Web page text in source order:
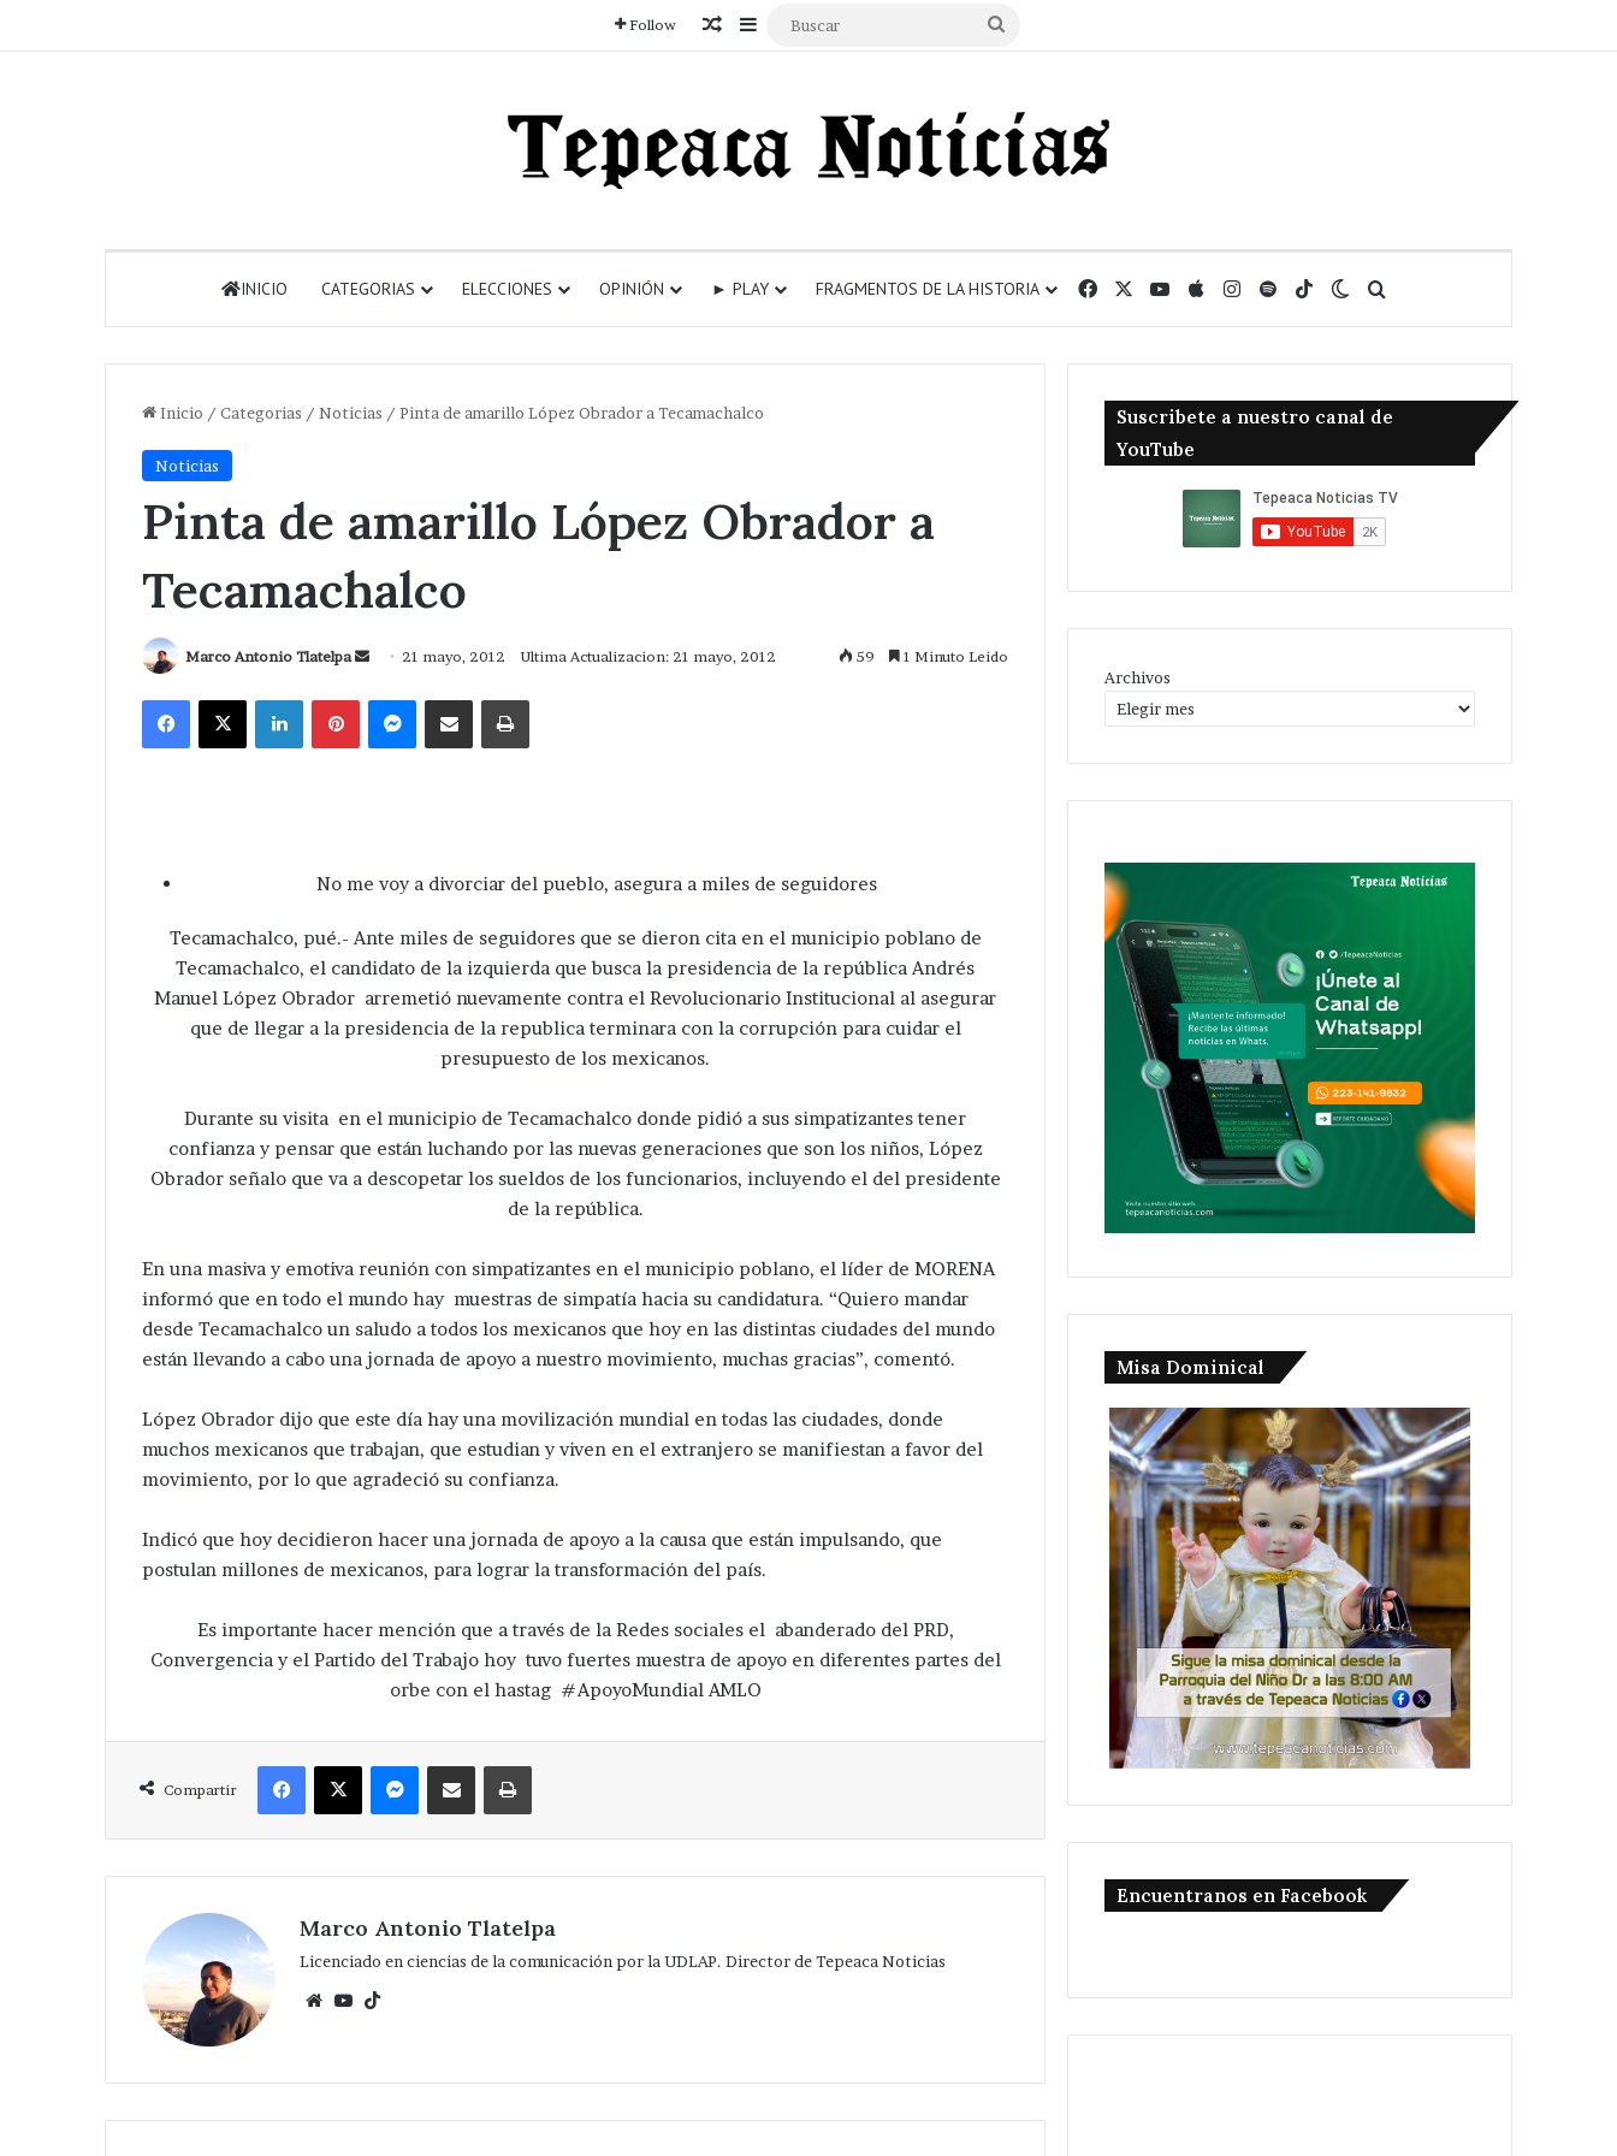
Follow Articulo aleatorio
Sidebar
INICIO CATEGORIAS ELECCIONES OPINIÓN ► PLAY FRAGMENTOS DE LA HISTORIA FacebookYouTube
AppleInstagram
SpotifyTikTokSwitch skin
Inicio / Categorias / Noticias / Pinta de amarillo López Obrador a Tecamachalco
Noticias
Pinta de amarillo López Obrador a
Tecamachalco
Marco Antonio Tlatelpa
Send
email
21 mayo, 2012 Ultima Actualizacion: 21 mayo, 2012 59 1 Minuto Leido
Facebook
X LinkedInPinterestMessengerCompartir via CorreoImprimir
No me voy a divorciar del pueblo, asegura a miles de seguidores
Tecamachalco, pué.- Ante miles de seguidores que se dieron cita en el municipio poblano de
Tecamachalco, el candidato de la izquierda que busca la presidencia de la república Andrés
Manuel López Obrador arremetió nuevamente contra el Revolucionario Institucional al asegurar
que de llegar a la presidencia de la republica terminara con la corrupción para cuidar el
presupuesto de los mexicanos.
Durante su visita en el municipio de Tecamachalco donde pidió a sus simpatizantes tener
confianza y pensar que están luchando por las nuevas generaciones que son los niños, López
Obrador señalo que va a descopetar los sueldos de los funcionarios, incluyendo el del presidente
de la república.
En una masiva y emotiva reunión con simpatizantes en el municipio poblano, el líder de MORENA
informó que en todo el mundo hay muestras de simpatía hacia su candidatura. “Quiero mandar
desde Tecamachalco un saludo a todos los mexicanos que hoy en las distintas ciudades del mundo
están llevando a cabo una jornada de apoyo a nuestro movimiento, muchas gracias”, comentó.
López Obrador dijo que este día hay una movilización mundial en todas las ciudades, donde
muchos mexicanos que trabajan, que estudian y viven en el extranjero se manifiestan a favor del
movimiento, por lo que agradeció su confianza.
Indicó que hoy decidieron hacer una jornada de apoyo a la causa que están impulsando, que
postulan millones de mexicanos, para lograr la transformación del país.
Es importante hacer mención que a través de la Redes sociales el abanderado del PRD,
Convergencia y el Partido del Trabajo hoy tuvo fuertes muestra de apoyo en diferentes partes del
orbe con el hastag #ApoyoMundial AMLO
Compartir
Facebook
X MessengerCompartir via CorreoImprimir
Marco Antonio Tlatelpa
Licenciado en ciencias de la comunicación por la UDLAP. Director de Tepeaca Noticias
WebsiteYouTube
Suscribete a nuestro canal de
YouTube
Archivos
Misa Dominical
Encuentranos en Facebook